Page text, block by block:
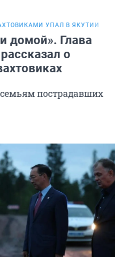
УПАЛ В ЯКУТИИ
домой». Глава
о
пострадавших